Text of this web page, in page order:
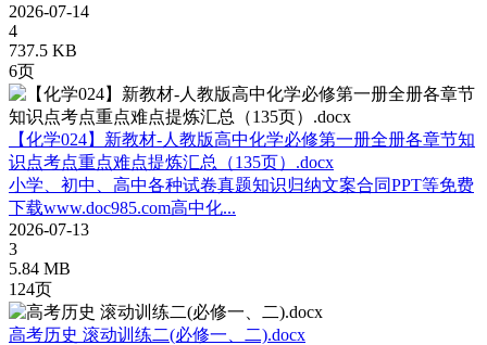
2026-07-14
4
737.5 KB
6页
【化学024】新教材-人教版高中化学必修第一册全册各章节知
识点考点重点难点提炼汇总（135页）.docx
小学、初中、高中各种试卷真题知识归纳文案合同PPT等免费
下载www.doc985.com高中化...
2026-07-13
3
5.84 MB
124页
高考历史 滚动训练二(必修一、二).docx